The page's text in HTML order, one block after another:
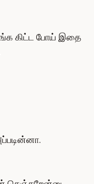
கிட்ட போய் இதை